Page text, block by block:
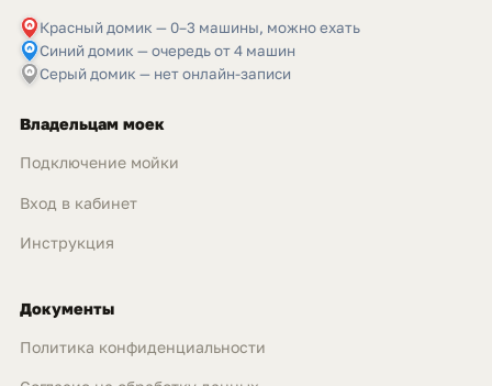
Красный домик — 0–3 машины, можно ехать
Синий домик — очередь от 4 машин
Серый домик — нет онлайн-записи
Владельцам моек
Подключение мойки
Вход в кабинет
Инструкция
Документы
Политика конфиденциальности